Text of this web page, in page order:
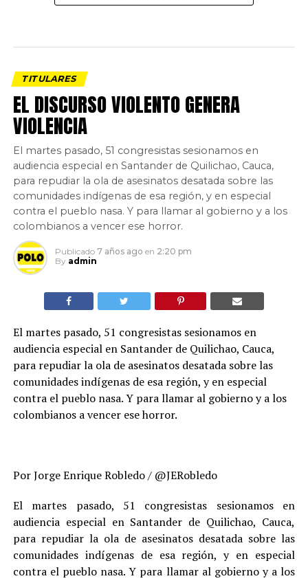
TITULARES
EL DISCURSO VIOLENTO GENERA
VIOLENCIA
El martes pasado, 51 congresistas sesionamos en
audiencia especial en Santander de Quilichao, Cauca,
para repudiar la ola de asesinatos desatada sobre las
comunidades indígenas de esa región, y en especial
contra el pueblo nasa. Y para llamar al gobierno y a los
colombianos a vencer ese horror.
Publicado 7 años ago en 2:20 pm
By admin
El martes pasado, 51 congresistas sesionamos en
audiencia especial en Santander de Quilichao, Cauca,
para repudiar la ola de asesinatos desatada sobre las
comunidades indígenas de esa región, y en especial
contra el pueblo nasa. Y para llamar al gobierno y a los
colombianos a vencer ese horror.
Por Jorge Enrique Robledo / @JERobledo
El martes pasado, 51 congresistas sesionamos en
audiencia especial en Santander de Quilichao, Cauca,
para repudiar la ola de asesinatos desatada sobre las
comunidades indígenas de esa región, y en especial
contra el pueblo nasa. Y para llamar al gobierno y a los